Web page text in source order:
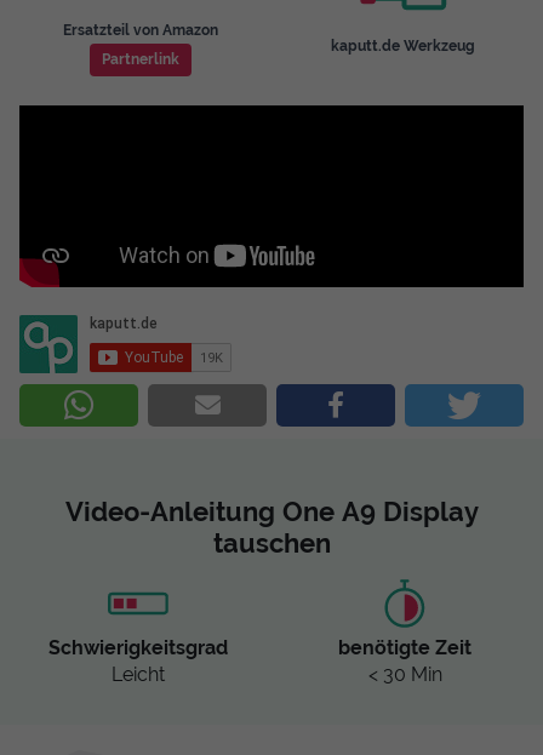
Ersatzteil von Amazon
Partnerlink
kaputt.de Werkzeug
Video-Anleitung One A9 Display
tauschen
Schwierigkeitsgrad
Leicht
benötigte Zeit
< 30 Min